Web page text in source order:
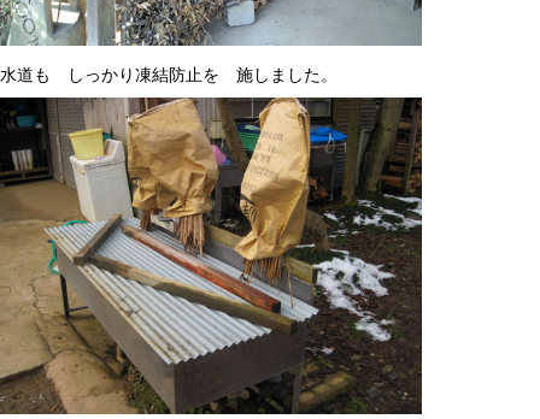
水道も しっかり凍結防止を 施しました。